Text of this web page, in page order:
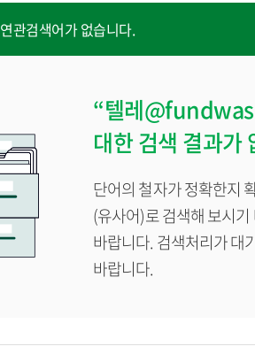
연관검색어가 없습니다.
“텔레
대한 검색 결과가
단어의 철자가 정확한지
(유사어)로 검색해 보시
바랍니다. 검색처리가 대
바랍니다.